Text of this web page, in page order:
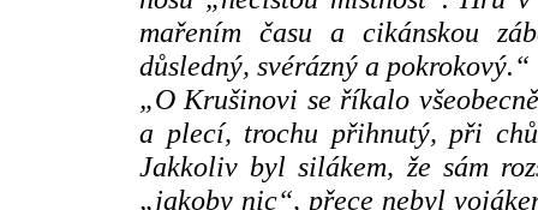
mařením času a cikánskou
důsledný, svérázný a pokrokový.“
„O Krušinovi se říkalo
a plecí, trochu přihnutý, při
Jakkoliv byl silákem, že sám
„jakoby nic“, přece nebyl